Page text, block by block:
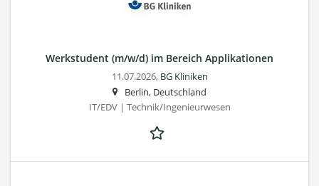
Werkstudent (m/w/d) im Bereich Applikationen
11.07.2026, BG Kliniken
Berlin, Deutschland
IT/EDV | Technik/Ingenieurwesen